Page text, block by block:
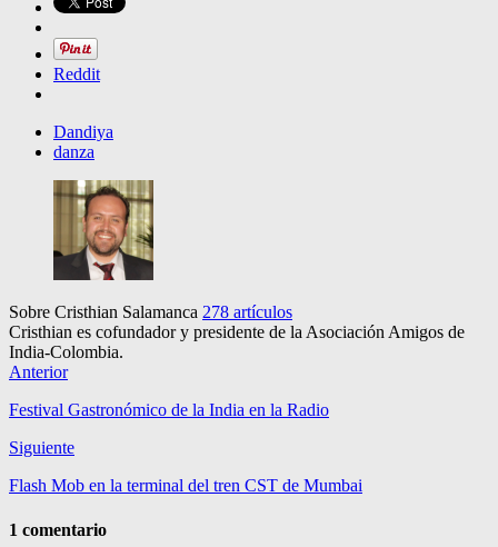
Reddit
Dandiya
danza
Sobre Cristhian Salamanca 278 artículos
Cristhian es cofundador y presidente de la Asociación Amigos de
India-Colombia.
Anterior
Festival Gastronómico de la India en la Radio
Siguiente
Flash Mob en la terminal del tren CST de Mumbai
1 comentario